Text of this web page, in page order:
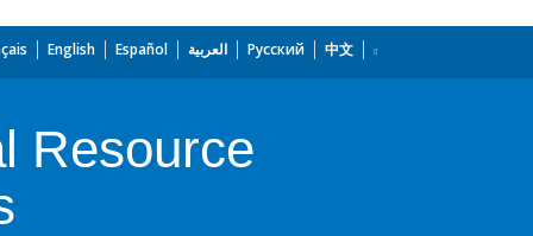
English Español العربية Русский 中文
Resource